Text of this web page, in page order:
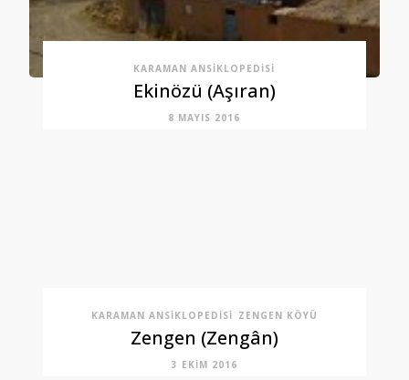
KARAMAN ANSIKLOPEDISI
Ekinözü (Aşıran)
8 MAYIS 2016
KARAMAN ANSIKLOPEDISI ZENGEN KÖYÜ
Zengen (Zengân)
3 EKIM 2016